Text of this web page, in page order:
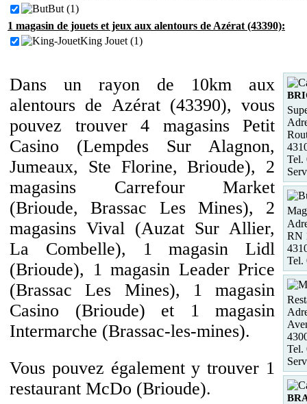
But (1)
1 magasin de jouets et jeux aux alentours de Azérat (43390):
King Jouet (1)
Dans un rayon de 10km aux
alentours de Azérat (43390), vous
pouvez trouver 4 magasins Petit
Casino (Lempdes Sur Alagnon,
Jumeaux, Ste Florine, Brioude), 2
magasins Carrefour Market
(Brioude, Brassac Les Mines), 2
magasins Vival (Auzat Sur Allier,
La Combelle), 1 magasin Lidl
(Brioude), 1 magasin Leader Price
(Brassac Les Mines), 1 magasin
Casino (Brioude) et 1 magasin
Intermarche (Brassac-les-mines).
Vous pouvez également y trouver 1
restaurant McDo (Brioude).
Tel.
RN
Tel.
Tel.